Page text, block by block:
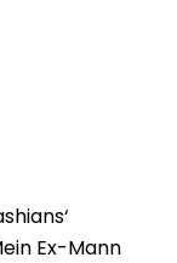
Ex-Mann